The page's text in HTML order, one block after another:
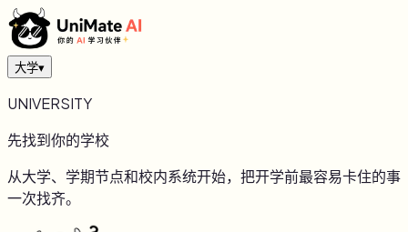
大学▾
UNIVERSITY
先找到你的学校
从大学、学期节点和校内系统开始，把开学前最容易卡住的事
一次找齐。